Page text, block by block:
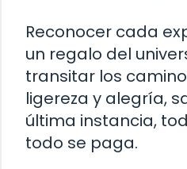
Reconocer cada
un regalo del
transitar los
ligereza y alegría,
última instancia,
todo se paga.